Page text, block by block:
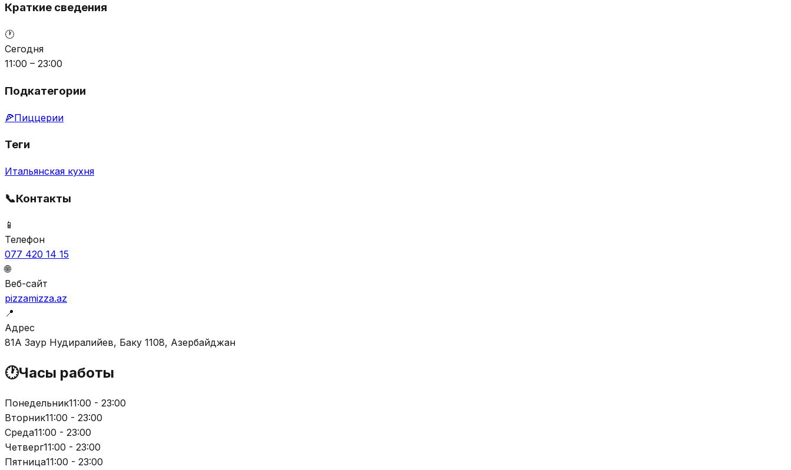
Краткие сведения
🕐
Сегодня
11:00 – 23:00
Подкатегории
🍕Пиццерии
Теги
Итальянская кухня
📞Контакты
📱
Телефон
077 420 14 15
🌐
Веб-сайт
pizzamizza.az
📍
Адрес
81А Заур Нудиралийев, Баку 1108, Азербайджан
🕐Часы работы
Понедельник11:00 - 23:00
Вторник11:00 - 23:00
Среда11:00 - 23:00
Четверг11:00 - 23:00
Пятница11:00 - 23:00